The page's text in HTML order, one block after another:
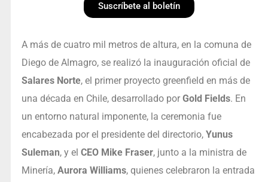
Suscríbete al boletín
A más de cuatro mil metros de altura, en la comuna de
Diego de Almagro, se realizó la inauguración oficial de
Salares Norte, el primer proyecto greenfield en más de
una década en Chile, desarrollado por Gold Fields. En
un entorno natural imponente, la ceremonia fue
encabezada por el presidente del directorio, Yunus
Suleman, y el CEO Mike Fraser, junto a la ministra de
Minería, Aurora Williams, quienes celebraron la entrada